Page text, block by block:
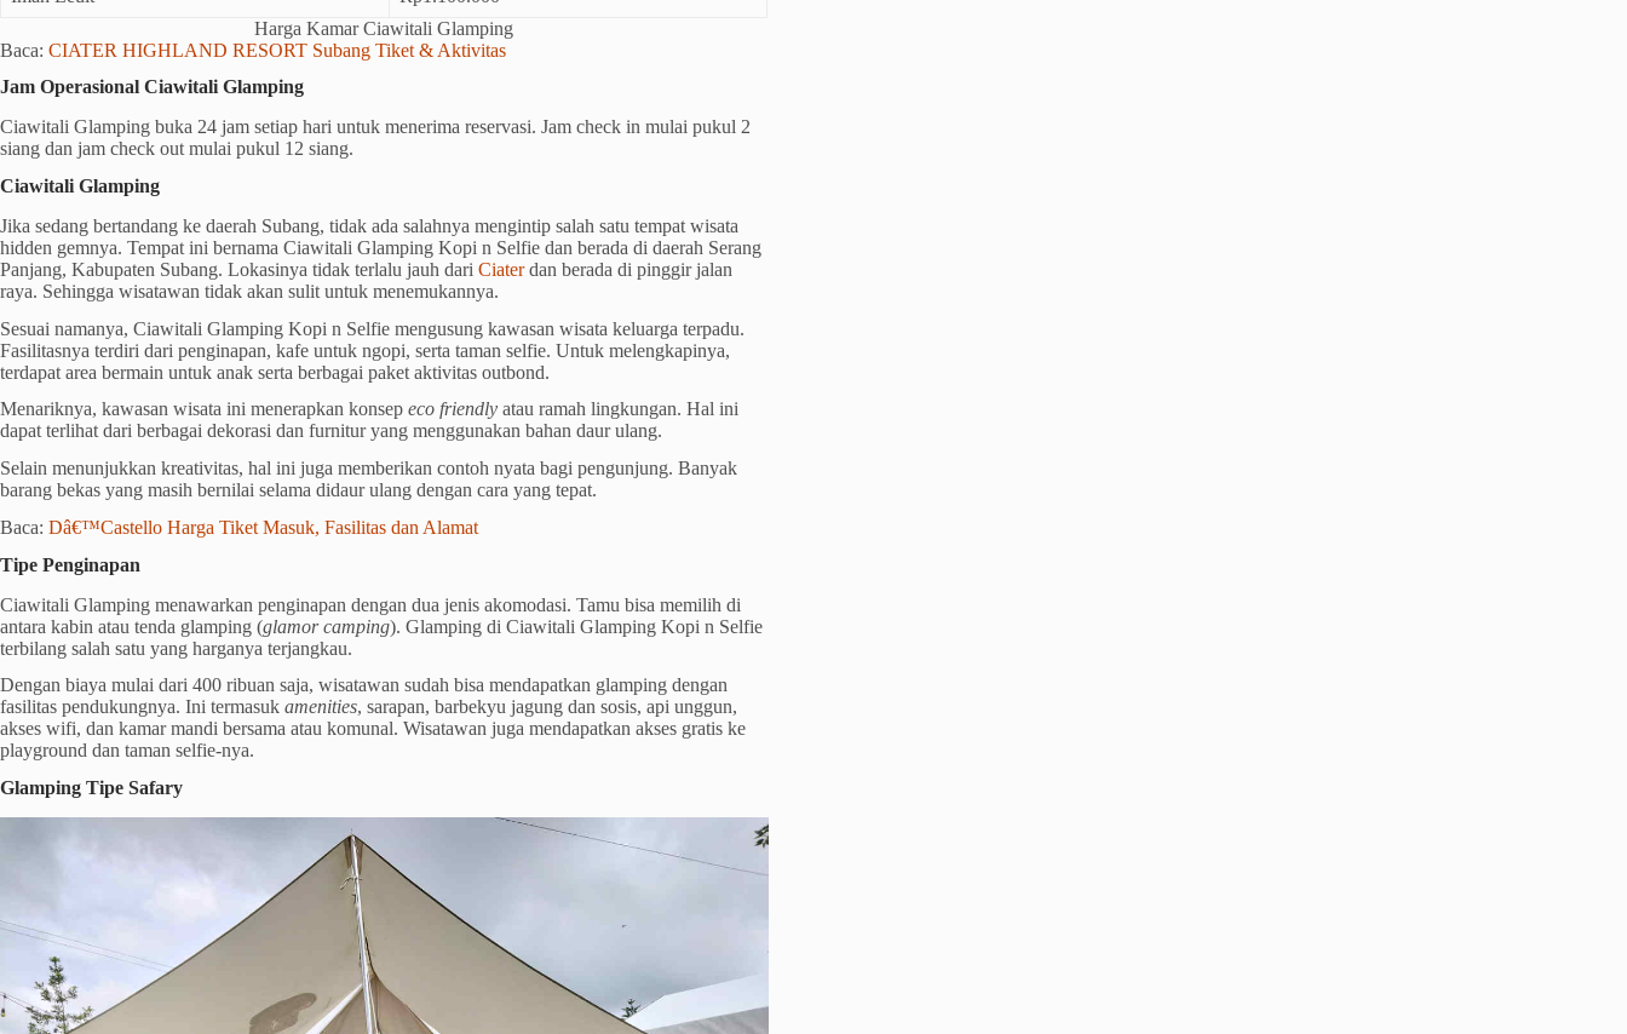
Harga Kamar Ciawitali Glamping
Baca: CIATER HIGHLAND RESORT Subang Tiket & Aktivitas
Jam Operasional Ciawitali Glamping
Ciawitali Glamping buka 24 jam setiap hari untuk menerima reservasi. Jam check in mulai pukul 2
siang dan jam check out mulai pukul 12 siang.
Ciawitali Glamping
Jika sedang bertandang ke daerah Subang, tidak ada salahnya mengintip salah satu tempat wisata
hidden gemnya. Tempat ini bernama Ciawitali Glamping Kopi n Selfie dan berada di daerah Serang
Panjang, Kabupaten Subang. Lokasinya tidak terlalu jauh dari Ciaterdan berada di pinggir jalan
raya. Sehingga wisatawan tidak akan sulit untuk menemukannya.
Sesuai namanya, Ciawitali Glamping Kopi n Selfie mengusung kawasan wisata keluarga terpadu.
Fasilitasnya terdiri dari penginapan, kafe untuk ngopi, serta taman selfie. Untuk melengkapinya,
terdapat area bermain untuk anak serta berbagai paket aktivitas outbond.
Menariknya, kawasan wisata ini menerapkan konsep eco friendly atau ramah lingkungan. Hal ini
dapat terlihat dari berbagai dekorasi dan furnitur yang menggunakan bahan daur ulang.
Selain menunjukkan kreativitas, hal ini juga memberikan contoh nyata bagi pengunjung. Banyak
barang bekas yang masih bernilai selama didaur ulang dengan cara yang tepat.
Baca: Dâ€™Castello Harga Tiket Masuk, Fasilitas dan Alamat
Tipe Penginapan
Ciawitali Glamping menawarkan penginapan dengan dua jenis akomodasi. Tamu bisa memilih di
antara kabin atau tenda glamping (glamor camping). Glamping di Ciawitali Glamping Kopi n Selfie
terbilang salah satu yang harganya terjangkau.
Dengan biaya mulai dari 400 ribuan saja, wisatawan sudah bisa mendapatkan glamping dengan
fasilitas pendukungnya. Ini termasuk amenities, sarapan, barbekyu jagung dan sosis, api unggun,
akses wifi, dan kamar mandi bersama atau komunal. Wisatawan juga mendapatkan akses gratis ke
playground dan taman selfie-nya.
Glamping Tipe Safary